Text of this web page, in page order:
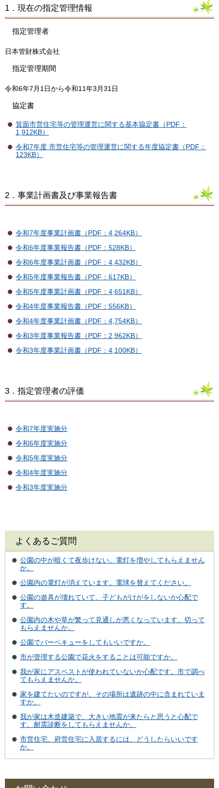
1．現在の指定管理情報
指定管理者
日本管財株式会社
指定管理期間
令和6年7月1日から令和11年3月31日
協定書
箕面市営住宅等の管理運営に関する基本協定書（PDF：
1,912KB）
令和7年度 市営住宅等の管理運営に関する年度協定書（PDF：
123KB）
2．事業計画書及び事業報告書
令和7年度事業計画書（PDF：4,264KB）
令和6年度事業報告書（PDF：528KB）
令和6年度事業計画書（PDF：4,432KB）
令和5年度事業報告書（PDF：617KB）
令和5年度事業計画書（PDF：4,651KB）
令和4年度事業報告書（PDF：556KB）
令和4年度事業計画書（PDF：4,754KB）
令和3年度事業報告書（PDF：2,962KB）
令和3年度事業計画書（PDF：4,100KB）
3．指定管理者の評価
令和7年度実施分
令和6年度実施分
令和5年度実施分
令和4年度実施分
令和3年度実施分
よくあるご質問
公園の中が暗くて夜歩けない。電灯を増やしてもらえません
か。
公園内の電灯が消えています。電球を替えてください。
公園の遊具が壊れていて、子どもがけがをしないか心配で
す。
公園内の木や草が繁って見通しが悪くなっています。切って
もらえませんか。
公園でバーベキューをしてもいいですか。
市が管理する公園で花火をすることは可能ですか。
我が家にアスベストが使われていないか心配です。市で調べ
てもらえませんか。
家を建てたいのですが、その場所は遺跡の中に含まれていま
すか。
我が家は木造建築で、大きい地震が来たらと思うと心配で
す。耐震診断をしてもらえませんか。
市営住宅、府営住宅に入居するには、どうしたらいいです
か。